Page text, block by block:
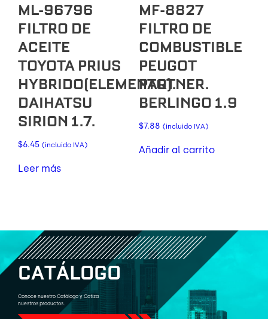
ML-96796
FILTRO DE
ACEITE
TOYOTA PRIUS
HYBRIDO(ELEMENTO).
DAIHATSU
SIRION 1.7.
$6.45 (incluido IVA)
Leer más
MF-8827
FILTRO DE
COMBUSTIBLE
PEUGOT
PARTNER.
BERLINGO 1.9
$7.88 (incluido IVA)
Añadir al carrito
CATÁLOGO
Conoce nuestro Catálogo y Cotiza
nuestros productos.